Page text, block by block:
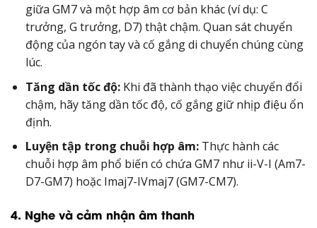
giữa GM7 và một hợp âm cơ bản khác (ví dụ: C
trưởng, G trưởng, D7) thật chậm. Quan sát chuyển
động của ngón tay và cố gắng di chuyển chúng cùng
lúc.
Tăng dần tốc độ:Khi đã thành thạo việc chuyển đổi
chậm, hãy tăng dần tốc độ, cố gắng giữ nhịp điệu ổn
định.
Luyện tập trong chuỗi hợp âm:Thực hành các
chuỗi hợp âm phổ biến có chứa GM7 như ii-V-I (Am7-
D7-GM7) hoặc Imaj7-IVmaj7 (GM7-CM7).
4. Nghe và cảm nhận âm thanh